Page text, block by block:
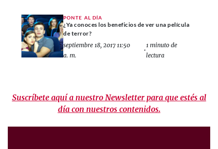
PONTE AL DÍA
¿Ya conoces los beneficios de ver una película
de terror?
septiembre 18, 2017 11:50
a. m.
•
1 minuto de
lectura
Suscríbete aquí a nuestro Newsletter para que estés al
día con nuestros contenidos.